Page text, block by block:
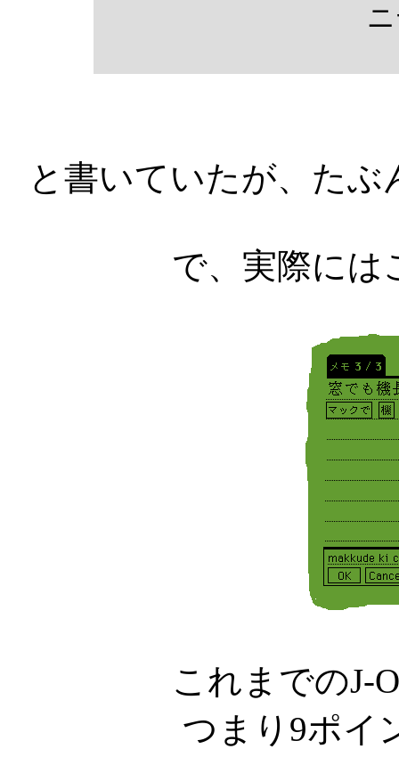
と書いていたが、た
で、実際には
これまでのJ-
つまり9ポイ